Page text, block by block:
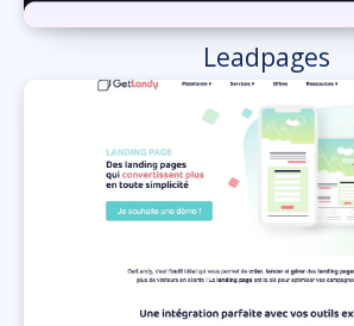
Leadpages